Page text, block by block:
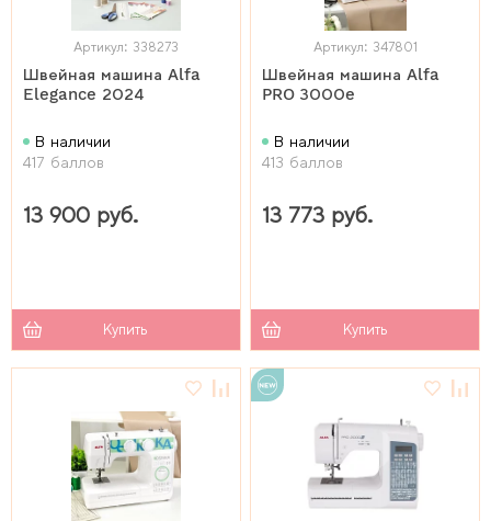
Артикул: 338273
Швейная машина Alfa
Elegance 2024
В наличии
417 баллов
13 900 руб.
Купить
Артикул: 347801
Швейная машина Alfa
PRO 3000e
В наличии
413 баллов
13 773 руб.
Купить